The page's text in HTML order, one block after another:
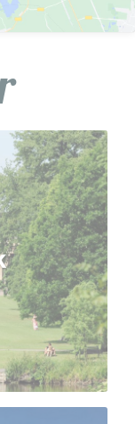
de la
lac pour la